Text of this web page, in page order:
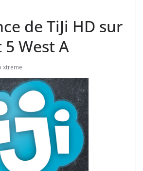
de TiJi HD sur
5 West A
xtreme